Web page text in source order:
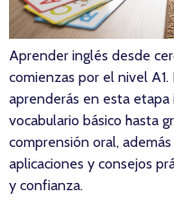
Aprender inglés desde
comienzas por el nivel
aprenderás en esta
vocabulario básico hasta
comprensión oral,
aplicaciones y consejos
y confianza.